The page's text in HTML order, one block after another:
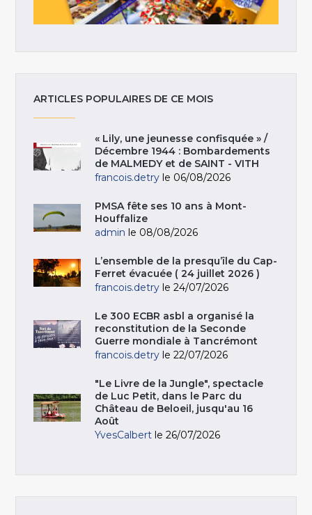
ARTICLES POPULAIRES DE CE MOIS
« Lily, une jeunesse confisquée » /
Décembre 1944 : Bombardements
de MALMEDY et de SAINT - VITH
francois.detry le 06/08/2026
PMSA fête ses 10 ans à Mont-
Houffalize
admin le 08/08/2026
L’ensemble de la presqu’île du Cap-
Ferret évacuée ( 24 juillet 2026 )
francois.detry le 24/07/2026
Le 300 ECBR asbl a organisé la
reconstitution de la Seconde
Guerre mondiale à Tancrémont
francois.detry le 22/07/2026
"Le Livre de la Jungle", spectacle
de Luc Petit, dans le Parc du
Château de Beloeil, jusqu'au 16
Août
YvesCalbert le 26/07/2026